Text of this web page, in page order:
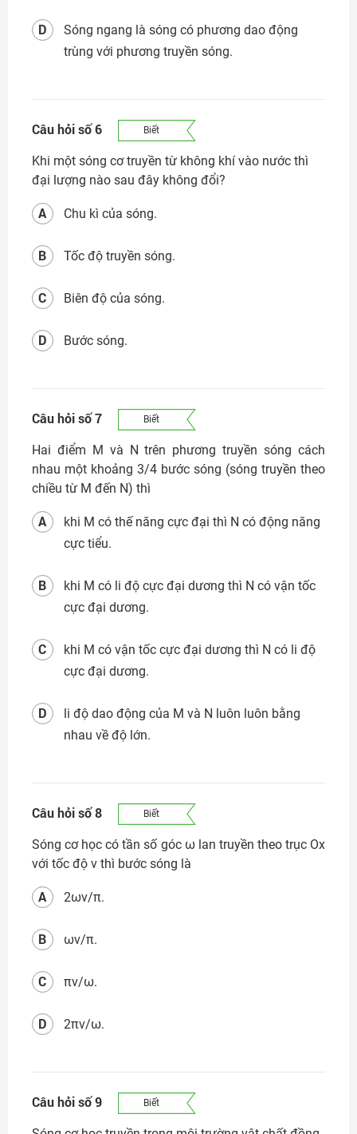
Sóng ngang là sóng có phương dao động
trùng với phương truyền sóng.
D
Câu hỏi số 6 Biết
Khi một sóng cơ truyền từ không khí vào nước thì
đại lượng nào sau đây không đổi?
Chu kì của sóng.
A
Tốc độ truyền sóng.
B
Biên độ của sóng.
C
Bước sóng.
D
Câu hỏi số 7 Biết
Hai điểm M và N trên phương truyền sóng cách
nhau một khoảng 3/4 bước sóng (sóng truyền theo
chiều từ M đến N) thì
khi M có thế năng cực đại thì N có động năng
cực tiểu.
A
khi M có li độ cực đại dương thì N có vận tốc
cực đại dương.
B
khi M có vận tốc cực đại dương thì N có li độ
cực đại dương.
C
li độ dao động của M và N luôn luôn bằng
nhau về độ lớn.
D
Câu hỏi số 8 Biết
Sóng cơ học có tần số góc ω lan truyền theo trục Ox
với tốc độ v thì bước sóng là
2ωv/π.
A
ωv/π.
B
πv/ω.
C
2πv/ω.
D
Câu hỏi số 9 Biết